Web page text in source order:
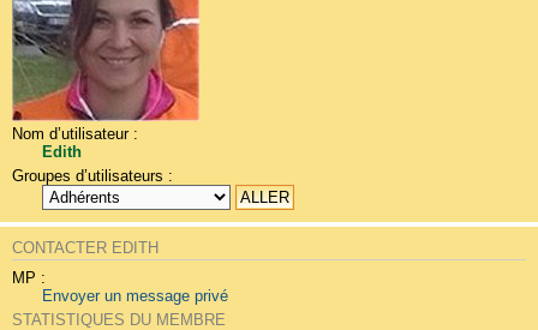
Nom d’utilisateur :
Edith
Groupes d’utilisateurs :
CONTACTER EDITH
MP :
Envoyer un message privé
STATISTIQUES DU MEMBRE